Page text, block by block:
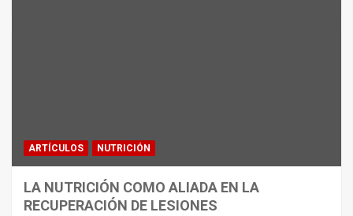
ARTÍCULOS NUTRICIÓN
LA NUTRICIÓN COMO ALIADA EN LA
RECUPERACIÓN DE LESIONES